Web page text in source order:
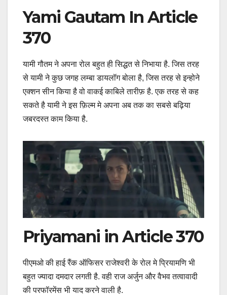
Yami Gautam In Article
370
यामी गौतम ने अपना रोल बहुत ही सिद्धत से निभाया है. जिस तरह
से यामी ने कुछ जगह लम्बा डायलॉग बोला है, जिस तरह से इन्होने
एक्शन सीन किया है वो वाकई काबिले तारीफ़ है. एक तरह से कह
सकते है यामी ने इस फ़िल्म मे अपना अब तक का सबसे बढ़िया
जबरदस्त काम किया है.
Priyamani in Article 370
पीएमओ की हाई रैंक ऑफिसर राजेश्वरी के रोल मे प्रियामणि भी
बहुत ज्यादा दमदार लगती है. वही राज अर्जुन और वैभव तत्वावादी
की परफॉरमेंस भी याद करने वाली है.